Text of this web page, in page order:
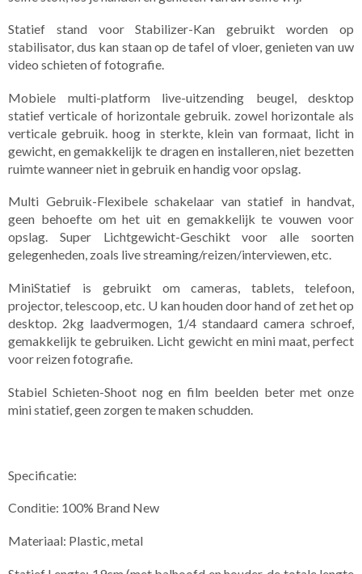
Statief stand voor Stabilizer-Kan gebruikt worden op
stabilisator, dus kan staan op de tafel of vloer, genieten van uw
video schieten of fotografie.
Mobiele multi-platform live-uitzending beugel, desktop
statief verticale of horizontale gebruik. zowel horizontale als
verticale gebruik. hoog in sterkte, klein van formaat, licht in
gewicht, en gemakkelijk te dragen en installeren, niet bezetten
ruimte wanneer niet in gebruik en handig voor opslag.
Multi Gebruik-Flexibele schakelaar van statief in handvat,
geen behoefte om het uit en gemakkelijk te vouwen voor
opslag. Super Lichtgewicht-Geschikt voor alle soorten
gelegenheden, zoals live streaming/reizen/interviewen, etc.
MiniStatief is gebruikt om cameras, tablets, telefoon,
projector, telescoop, etc. U kan houden door hand of zet het op
desktop. 2kg laadvermogen, 1/4 standaard camera schroef,
gemakkelijk te gebruiken. Licht gewicht en mini maat, perfect
voor reizen fotografie.
Stabiel Schieten-Shoot nog en film beelden beter met onze
mini statief, geen zorgen te maken schudden.
Specificatie:
Conditie: 100% Brand New
Materiaal: Plastic, metal